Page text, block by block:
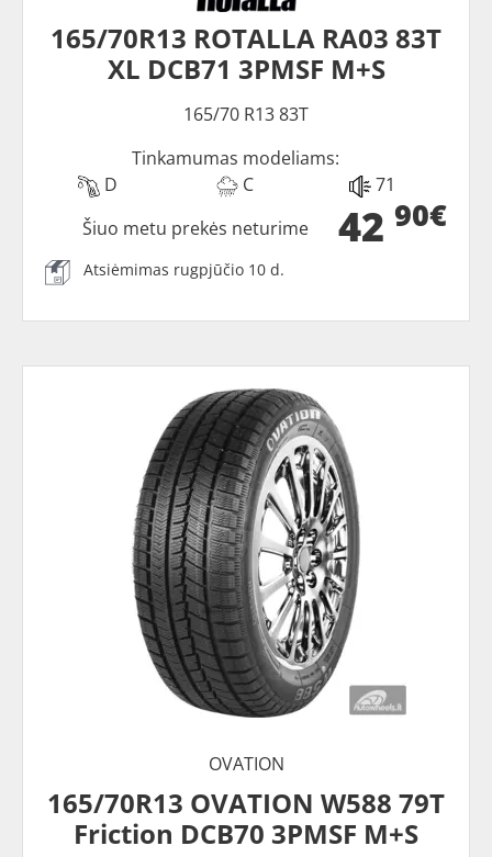
165/70R13 ROTALLA RA03 83T
XL DCB71 3PMSF M+S
165/70 R13 83T
Tinkamumas modeliams:
D
C 71
42 90€
Šiuo metu prekės neturime
Atsiėmimas rugpjūčio 10 d.
OVATION
165/70R13 OVATION W588 79T
Friction DCB70 3PMSF M+S